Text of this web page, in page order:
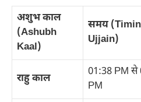
अशुभ काल
(Ashubh
Kaal)
समय
Ujjain)
राहु काल
01:38 PM से
PM